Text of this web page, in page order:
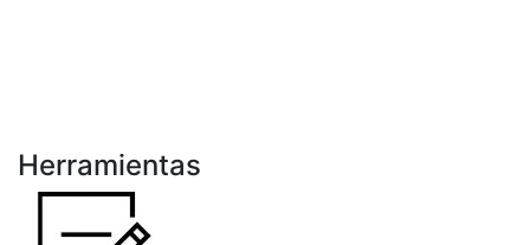
Herramientas